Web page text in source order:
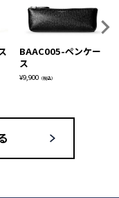
BAAC005-ペンケー
ス
¥9,900 （税込）